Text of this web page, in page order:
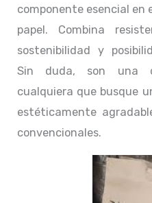
componente esencial en
papel. Combina
sostenibilidad y
Sin duda, son una
cualquiera que busque
estéticamente
convencionales.